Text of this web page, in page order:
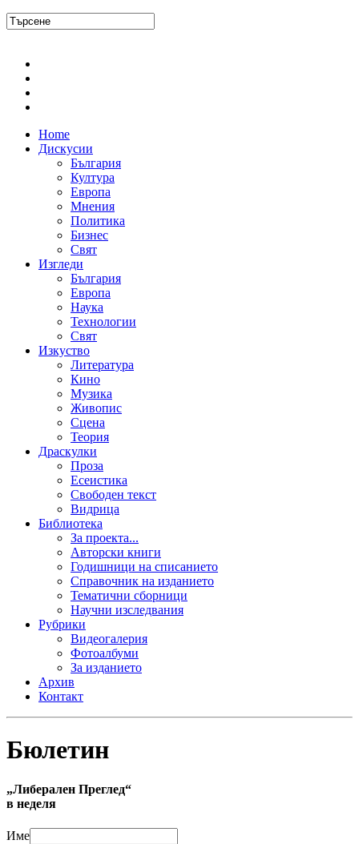
Home
Дискусии
България
Култура
Европа
Мнения
Политика
Бизнес
Свят
Изгледи
България
Европа
Наука
Технологии
Свят
Изкуство
Литература
Кино
Музика
Живопис
Сцена
Теория
Драскулки
Проза
Есеистика
Свободен текст
Видрица
Библиотека
За проекта...
Авторски книги
Годишници на списанието
Справочник на изданието
Тематични сборници
Научни изследвания
Рубрики
Видеогалерия
Фотоалбуми
За изданието
Архив
Контакт
Бюлетин
„Либерален Преглед“
в неделя
Име